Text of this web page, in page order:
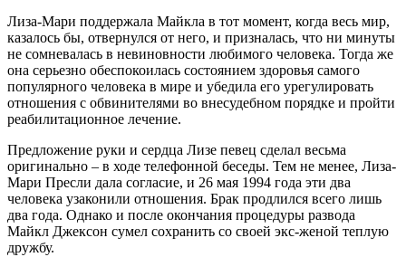
Лиза-Мари поддержала Майкла в тот момент, когда весь мир,
казалось бы, отвернулся от него, и призналась, что ни минуты
не сомневалась в невиновности любимого человека. Тогда же
она серьезно обеспокоилась состоянием здоровья самого
популярного человека в мире и убедила его урегулировать
отношения с обвинителями во внесудебном порядке и пройти
реабилитационное лечение.
Предложение руки и сердца Лизе певец сделал весьма
оригинально – в ходе телефонной беседы. Тем не менее, Лиза-
Мари Пресли дала согласие, и 26 мая 1994 года эти два
человека узаконили отношения. Брак продлился всего лишь
два года. Однако и после окончания процедуры развода
Майкл Джексон сумел сохранить со своей экс-женой теплую
дружбу.